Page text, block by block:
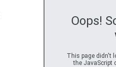
Oops!
This page didn't
the JavaScript